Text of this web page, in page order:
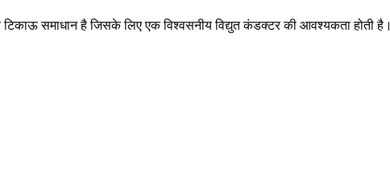
समाधान है जिसके लिए एक विश्वसनीय विद्युत कंडक्टर की आवश्यकता होती है।